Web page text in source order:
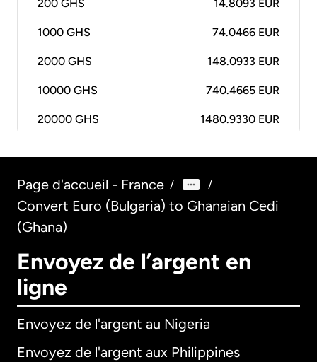
200 GHS 14.8093 EUR
1000 GHS 74.0466 EUR
2000 GHS 148.0933 EUR
10000 GHS 740.4665 EUR
20000 GHS 1480.9330 EUR
Page d'accueil - France / /
Convert Euro (Bulgaria) to Ghanaian Cedi
(Ghana)
Envoyez de l’argent en
ligne
Envoyez de l'argent au Nigeria
Envoyez de l'argent aux Philippines